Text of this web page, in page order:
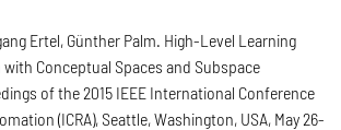
Ertel, Günther Palm. High-Level Learning
Conceptual Spaces and Subspace
of the 2015 IEEE International Conference
(ICRA), Seattle, Washington, USA, May 26-